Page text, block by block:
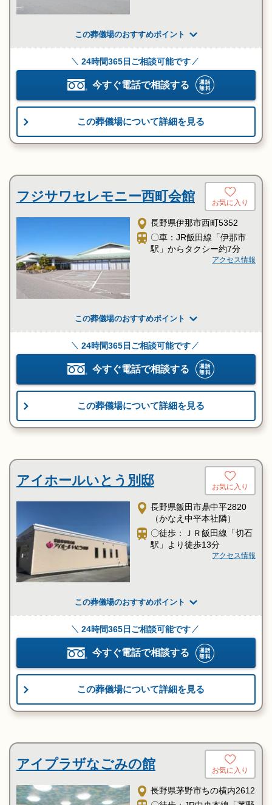
この葬儀場のおすすめポイント
24時間365日ご相談可能です
今すぐ電話で相談する
この葬儀場について詳細を見る
フジサワセレモニー西町会館 お気に入り
長野県伊那市西町5352
〇車：JR飯田線「伊那市
駅」からタクシー約7分
アクセス情報
この葬儀場のおすすめポイント
24時間365日ご相談可能です
今すぐ電話で相談する
この葬儀場について詳細を見る
アイホールいとう別邸 お気に入り
長野県飯田市鼎中平2820
（かなえ中平本社隣）
〇徒歩：ＪＲ飯田線「切石
駅」より徒歩13分
アクセス情報
この葬儀場のおすすめポイント
24時間365日ご相談可能です
今すぐ電話で相談する
この葬儀場について詳細を見る
アイプラザなごみの館 お気に入り
長野県茅野市ちの横内2612